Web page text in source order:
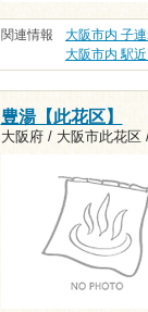
関連情報 大阪市内 子
大阪市内 駅
豊湯【此花区】
大阪府 / 大阪市此花区